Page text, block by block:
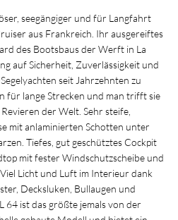
seegängiger und für Langfahrt
aus Frankreich. Ihr ausgereiftes
des Bootsbaus der Werft in La
auf Sicherheit, Zuverlässigkeit und
seit Jahrzehnten zu
für lange Strecken und man trifft sie
der Welt. Sehr steife,
mit anlaminierten Schotten unter
Tiefes, gut geschütztes Cockpit
mit fester Windschutzscheibe und
Licht und Luft im Interieur dank
Decksluken, Bullaugen und
64 ist das größte jemals von der